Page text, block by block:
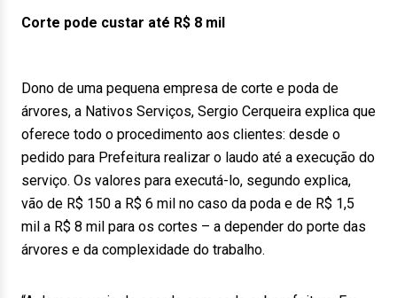
Corte pode custar até R$ 8 mil
Dono de uma pequena empresa de corte e poda de
árvores, a Nativos Serviços, Sergio Cerqueira explica que
oferece todo o procedimento aos clientes: desde o
pedido para Prefeitura realizar o laudo até a execução do
serviço. Os valores para executá-lo, segundo explica,
vão de R$ 150 a R$ 6 mil no caso da poda e de R$ 1,5
mil a R$ 8 mil para os cortes – a depender do porte das
árvores e da complexidade do trabalho.